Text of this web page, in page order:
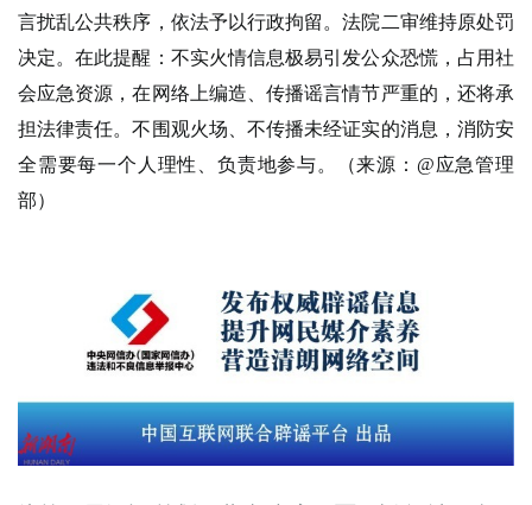
言扰乱公共秩序，依法予以行政拘留。法院二审维持原处罚
决定。在此提醒：不实火情信息极易引发公众恐慌，占用社
会应急资源，在网络上编造、传播谣言情节严重的，还将承
担法律责任。不围观火场、不传播未经证实的消息，消防安
全需要每一个人理性、负责地参与。（来源：@应急管理
部）